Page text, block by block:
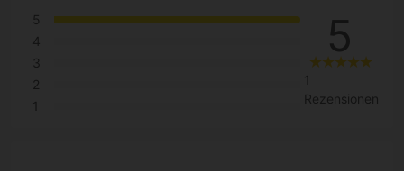
5
4
3
2
1
5
1
Rezensionen